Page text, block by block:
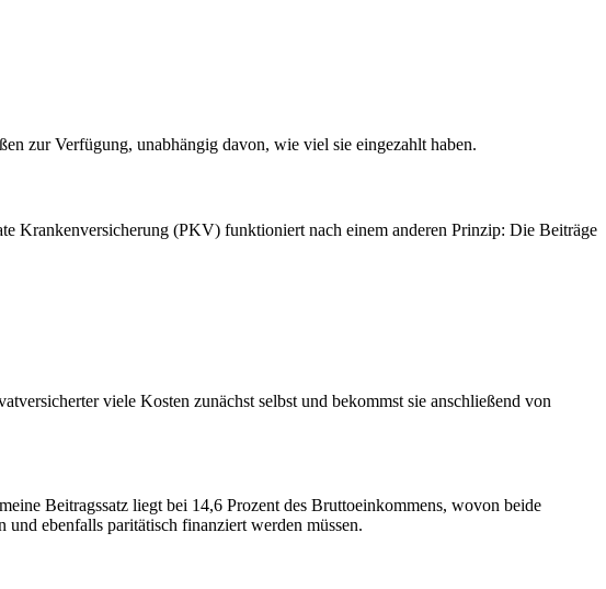
zur Verfügung, unabhängig davon, wie viel sie eingezahlt haben.
Krankenversicherung (PKV) funktioniert nach einem anderen Prinzip: Die Beiträge
viele Kosten zunächst selbst und bekommst sie anschließend von
Beitragssatz liegt bei 14,6 Prozent des Bruttoeinkommens, wovon beide
ebenfalls paritätisch finanziert werden müssen.